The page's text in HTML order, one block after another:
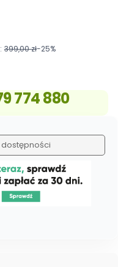
399,00 zł-25%
774 880